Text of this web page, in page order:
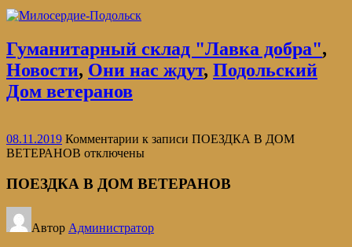
Гуманитарный склад "Лавка добра",
Новости, Они нас ждут, Подольский
Дом ветеранов
08.11.2019 Комментарии к записи ПОЕЗДКА В ДОМ
ВЕТЕРАНОВ отключены
ПОЕЗДКА В ДОМ ВЕТЕРАНОВ
Автор Администратор